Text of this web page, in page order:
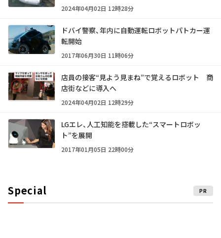
2024年04月02日 12時28分
ドバイ警察、年内に自動運転ロボットパトカー運
転開始
2017年06月30日 11時06分
店員の接客“見よう見まね”で覚えるロボット 商
店街などに導入へ
2024年04月02日 12時29分
LGエレ、人工知能を搭載した“スマートロボッ
ト”を展開
2017年01月05日 22時00分
Special PR